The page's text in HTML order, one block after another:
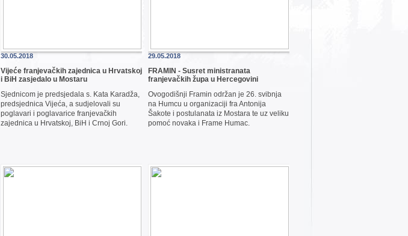
30.05.2018
Vijeće franjevačkih zajednica u Hrvatskoj
i BiH zasjedalo u Mostaru
Sjednicom je predsjedala s. Kata Karadža,
predsjednica Vijeća, a sudjelovali su
poglavari i poglavarice franjevačkih
zajednica u Hrvatskoj, BiH i Crnoj Gori.
29.05.2018
FRAMIN - Susret ministranata
franjevačkih župa u Hercegovini
Ovogodišnji Framin održan je 26. svibnja
na Humcu u organizaciji fra Antonija
Šakote i postulanata iz Mostara te uz veliku
pomoć novaka i Frame Humac.